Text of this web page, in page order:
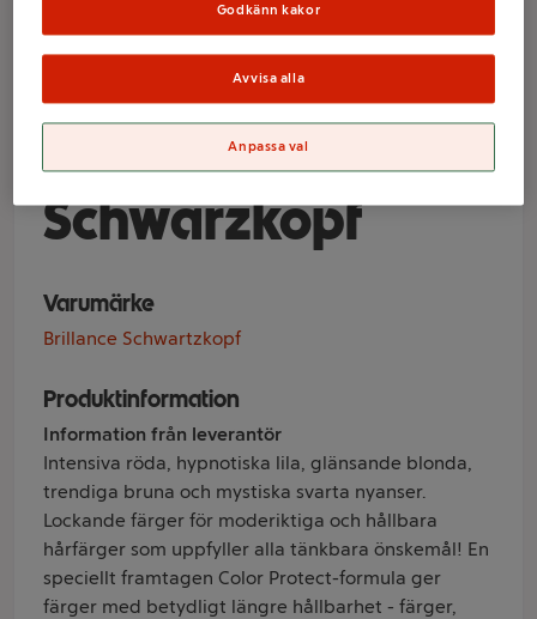
891 Blåsvart
Hårfärg 1-p
Brilliance
Schwarzkopf
Varumärke
Brillance Schwartzkopf
Produktinformation
Information från leverantör
Intensiva röda, hypnotiska lila, glänsande blonda,
trendiga bruna och mystiska svarta nyanser.
Lockande färger för moderiktiga och hållbara
hårfärger som uppfyller alla tänkbara önskemål! En
speciellt framtagen Color Protect-formula ger
färger med betydligt längre hållbarhet - färger,
Godkänn kakor
Avvisa alla
Anpassa val